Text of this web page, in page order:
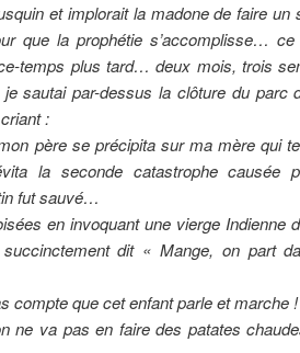
et implorait la madone de faire un
que la prophétie s’accomplisse…
temps plus tard… deux mois, trois
par-dessus la clôture du parc
:
père se précipita sur ma mère qui
la seconde catastrophe causée
fut sauvé…
en invoquant une vierge Indienne
dit « Mange, on part
compte que cet enfant parle et marche
ne va pas en faire des patates